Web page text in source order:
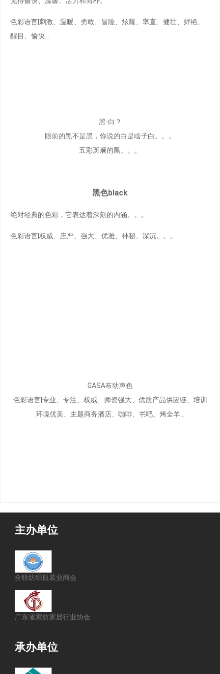
色彩语言|刺激、温暖、勇敢、冒险、炫耀、率直、健壮、鲜艳、
醒目、愉快…
黑-白？
眼前的黑不是黑，你说的白是啥子白。。。
五彩斑斓的黑。。。
黑色black
绝对经典的色彩，它表达着深刻的内涵。。。
色彩语言|权威、庄严、强大、优雅、神秘、深沉。。。
GASA布动声色
色彩语言|专业、专注、权威、师资强大、优质产品供应链、培训
环境优美、主题商务酒店、咖啡、书吧、烤全羊…
主办单位
全联纺织服装业商会
广东省家纺家居行业协会
承办单位